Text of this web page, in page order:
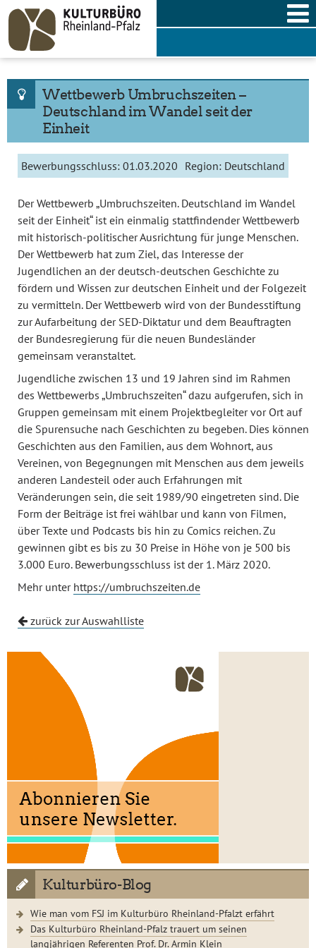
Skip
content
Wettbewerb Umbruchszeiten –
Deutschland im Wandel seit der
Einheit
Bewerbungsschluss: 01.03.2020 Region: Deutschland
Der Wettbewerb „Umbruchszeiten. Deutschland im Wandel
seit der Einheit“ ist ein einmalig stattfindender Wettbewerb
mit historisch-politischer Ausrichtung für junge Menschen.
Der Wettbewerb hat zum Ziel, das Interesse der
Jugendlichen an der deutsch-deutschen Geschichte zu
fördern und Wissen zur deutschen Einheit und der Folgezeit
zu vermitteln. Der Wettbewerb wird von der Bundesstiftung
zur Aufarbeitung der SED-Diktatur und dem Beauftragten
der Bundesregierung für die neuen Bundesländer
gemeinsam veranstaltet.
Jugendliche zwischen 13 und 19 Jahren sind im Rahmen
des Wettbewerbs „Umbruchszeiten“ dazu aufgerufen, sich in
Gruppen gemeinsam mit einem Projektbegleiter vor Ort auf
die Spurensuche nach Geschichten zu begeben. Dies können
Geschichten aus den Familien, aus dem Wohnort, aus
Vereinen, von Begegnungen mit Menschen aus dem jeweils
anderen Landesteil oder auch Erfahrungen mit
Veränderungen sein, die seit 1989/90 eingetreten sind. Die
Form der Beiträge ist frei wählbar und kann von Filmen,
über Texte und Podcasts bis hin zu Comics reichen. Zu
gewinnen gibt es bis zu 30 Preise in Höhe von je 500 bis
3.000 Euro. Bewerbungsschluss ist der 1. März 2020.
Mehr unter https://umbruchszeiten.de
zurück zur Auswahlliste
Kulturbüro-Blog
Wie man vom FSJ im Kulturbüro Rheinland-Pfalzt erfährt
Das Kulturbüro Rheinland-Pfalz trauert um seinen
langjährigen Referenten Prof. Dr. Armin Klein